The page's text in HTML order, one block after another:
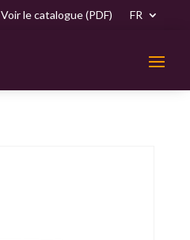
Voir le catalogue (PDF) FR